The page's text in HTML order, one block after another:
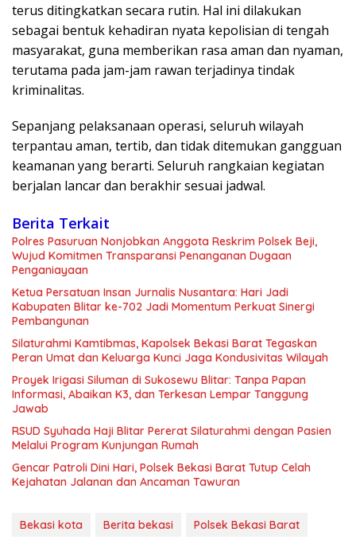
terus ditingkatkan secara rutin. Hal ini dilakukan
sebagai bentuk kehadiran nyata kepolisian di tengah
masyarakat, guna memberikan rasa aman dan nyaman,
terutama pada jam-jam rawan terjadinya tindak
kriminalitas.
Sepanjang pelaksanaan operasi, seluruh wilayah
terpantau aman, tertib, dan tidak ditemukan gangguan
keamanan yang berarti. Seluruh rangkaian kegiatan
berjalan lancar dan berakhir sesuai jadwal.
Berita Terkait
Polres Pasuruan Nonjobkan Anggota Reskrim Polsek Beji,
Wujud Komitmen Transparansi Penanganan Dugaan
Penganiayaan
Ketua Persatuan Insan Jurnalis Nusantara: Hari Jadi
Kabupaten Blitar ke-702 Jadi Momentum Perkuat Sinergi
Pembangunan
Silaturahmi Kamtibmas, Kapolsek Bekasi Barat Tegaskan
Peran Umat dan Keluarga Kunci Jaga Kondusivitas Wilayah
Proyek Irigasi Siluman di Sukosewu Blitar: Tanpa Papan
Informasi, Abaikan K3, dan Terkesan Lempar Tanggung
Jawab
RSUD Syuhada Haji Blitar Pererat Silaturahmi dengan Pasien
Melalui Program Kunjungan Rumah
Gencar Patroli Dini Hari, Polsek Bekasi Barat Tutup Celah
Kejahatan Jalanan dan Ancaman Tawuran
Bekasi kota Berita bekasi
Polsek Bekasi Barat